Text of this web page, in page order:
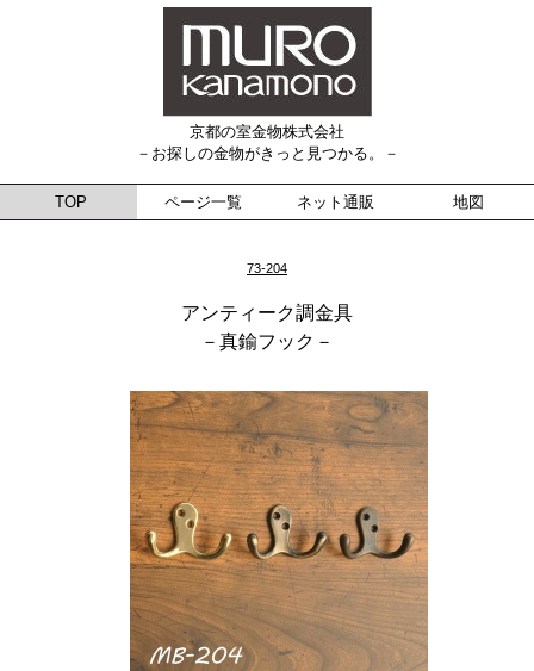
京都の室金物株式会社
－お探しの金物がきっと見つかる。－
TOP ページ一覧 ネット通販 地図
73-204
アンティーク調金具
－真鍮フック－